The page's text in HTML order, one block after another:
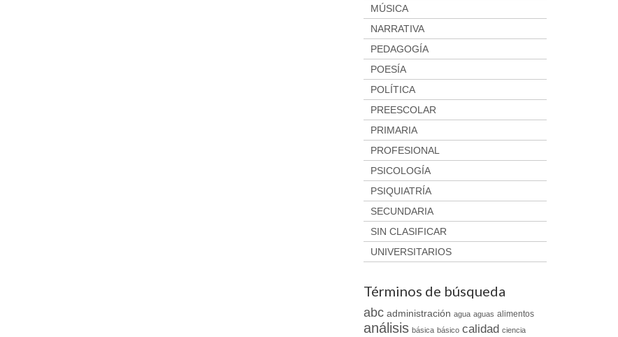
MÚSICA
NARRATIVA
PEDAGOGÍA
POESÍA
POLÍTICA
PREESCOLAR
PRIMARIA
PROFESIONAL
PSICOLOGÍA
PSIQUIATRÍA
SECUNDARIA
SIN CLASIFICAR
UNIVERSITARIOS
Términos de búsqueda
abc administración agua aguas alimentos
análisis básica básico calidad ciencia